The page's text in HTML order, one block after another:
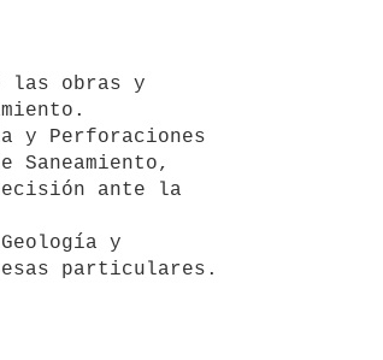
ante la
particulares.